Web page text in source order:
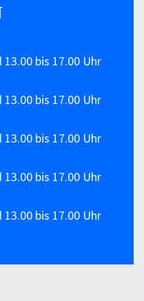
13.00 bis 17.00 Uhr
13.00 bis 17.00 Uhr
13.00 bis 17.00 Uhr
13.00 bis 17.00 Uhr
13.00 bis 17.00 Uhr